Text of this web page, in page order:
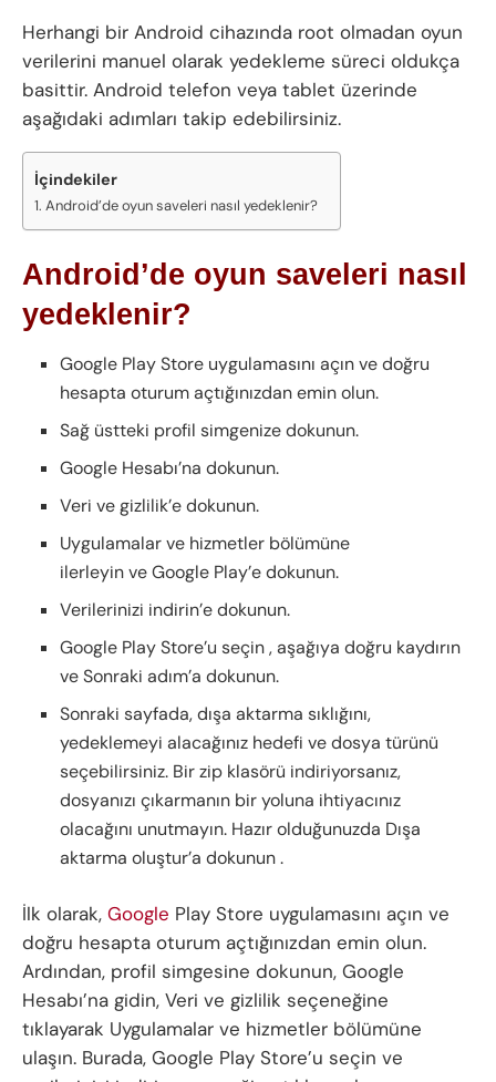
Herhangi bir Android cihazında root olmadan oyun
verilerini manuel olarak yedekleme süreci oldukça
basittir. Android telefon veya tablet üzerinde
aşağıdaki adımları takip edebilirsiniz.
İçindekiler
Android’de oyun saveleri nasıl yedeklenir?
Android’de oyun saveleri nasıl
yedeklenir?
Google Play Store uygulamasını açın ve doğru
hesapta oturum açtığınızdan emin olun.
Sağ üstteki profil simgenize dokunun.
Google Hesabı’na dokunun.
Veri ve gizlilik’e dokunun.
Uygulamalar ve hizmetler bölümüne
ilerleyin ve Google Play’e dokunun.
Verilerinizi indirin’e dokunun.
Google Play Store’u seçin , aşağıya doğru kaydırın
ve Sonraki adım’a dokunun.
Sonraki sayfada, dışa aktarma sıklığını,
yedeklemeyi alacağınız hedefi ve dosya türünü
seçebilirsiniz. Bir zip klasörü indiriyorsanız,
dosyanızı çıkarmanın bir yoluna ihtiyacınız
olacağını unutmayın. Hazır olduğunuzda Dışa
aktarma oluştur’a dokunun .
İlk olarak, Google Play Store uygulamasını açın ve
doğru hesapta oturum açtığınızdan emin olun.
Ardından, profil simgesine dokunun, Google
Hesabı’na gidin, Veri ve gizlilik seçeneğine
tıklayarak Uygulamalar ve hizmetler bölümüne
ulaşın. Burada, Google Play Store’u seçin ve